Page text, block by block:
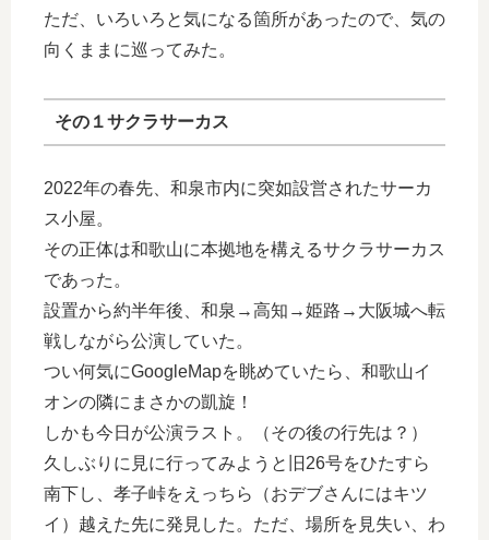
ただ、いろいろと気になる箇所があったので、気の
向くままに巡ってみた。
その１サクラサーカス
2022年の春先、和泉市内に突如設営されたサーカ
ス小屋。
その正体は和歌山に本拠地を構えるサクラサーカス
であった。
設置から約半年後、和泉→高知→姫路→大阪城へ転
戦しながら公演していた。
つい何気にGoogleMapを眺めていたら、和歌山イ
オンの隣にまさかの凱旋！
しかも今日が公演ラスト。（その後の行先は？）
久しぶりに見に行ってみようと旧26号をひたすら
南下し、孝子峠をえっちら（おデブさんにはキツ
イ）越えた先に発見した。ただ、場所を見失い、わ